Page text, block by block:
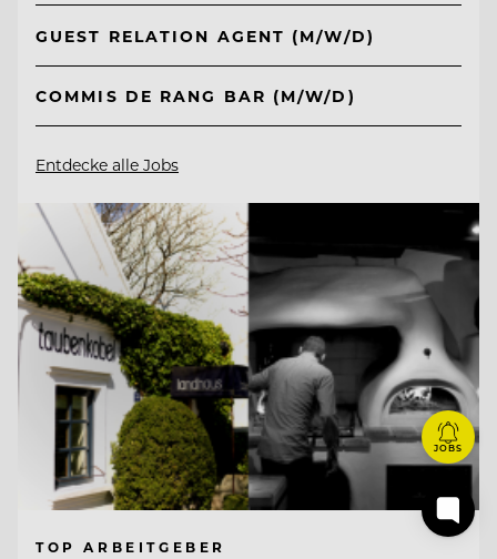
GUEST RELATION AGENT (M/W/D)
COMMIS DE RANG BAR (M/W/D)
Entdecke alle Jobs
TOP ARBEITGEBER
JOBS